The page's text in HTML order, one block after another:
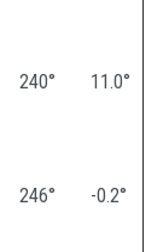
240° 11.0°
246° -0.2°